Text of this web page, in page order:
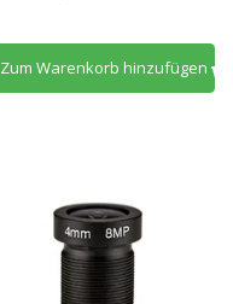
Zum Warenkorb hinzufügen